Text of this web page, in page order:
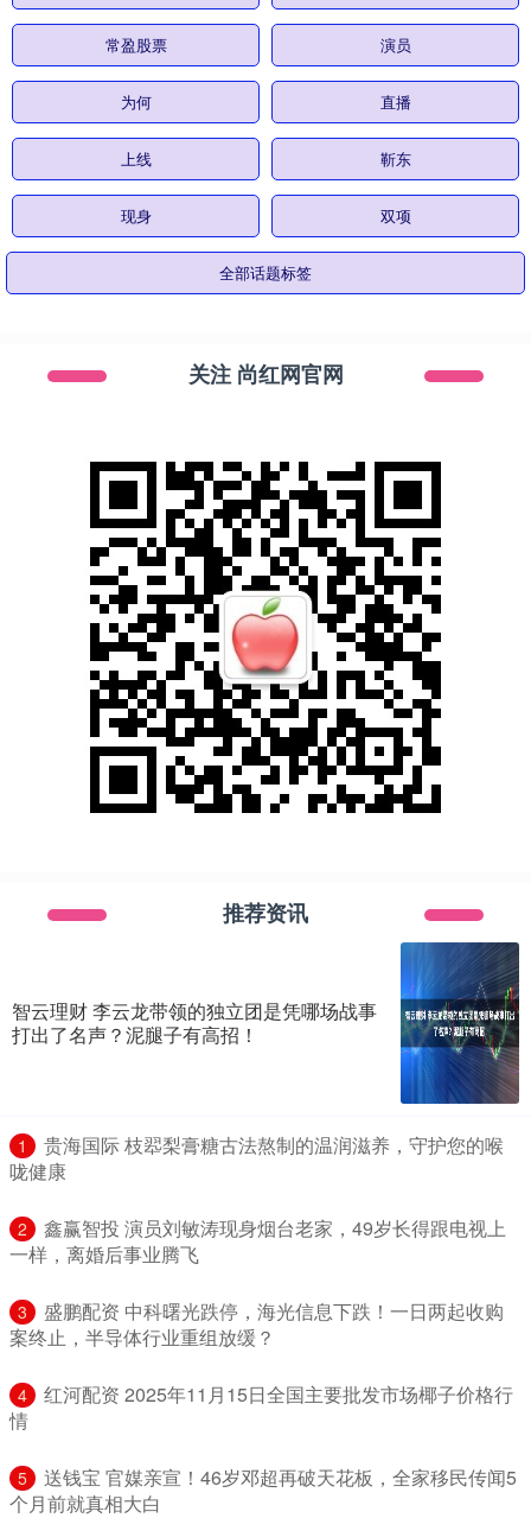
常盈股票 演员
为何 直播
上线 靳东
现身 双项
全部话题标签
关注 尚红网官网
推荐资讯
智云理财 李云龙带领的独立团是凭哪场战事
打出了名声？泥腿子有高招！
1
​贵海国际 枝翆梨膏糖古法熬制的温润滋养，守护您的喉
咙健康
2
​鑫赢智投 演员刘敏涛现身烟台老家，49岁长得跟电视上
一样，离婚后事业腾飞
3
​盛鹏配资 中科曙光跌停，海光信息下跌！一日两起收购
案终止，半导体行业重组放缓？
4
​红河配资 2025年11月15日全国主要批发市场椰子价格行
情
5
​送钱宝 官媒亲宣！46岁邓超再破天花板，全家移民传闻5
个月前就真相大白